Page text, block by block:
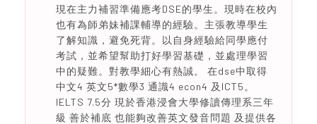
現在主力補習準備應考DSE的學生。現時在校內
也有為師弟妹補課輔導的經驗。主張教導學生
了解知識，避免死背。以自身經驗給同學應付
考試，並希望幫助打好學習基礎，並處理學習
中的疑難。對教學細心有熱誠。 在dse中取得
中文4 英文5*數學3 通識4 econ4 及ICT5。
IELTS 7.5分 現於香港浸會大學修讀傳理系三年
級 善於補底 也能夠改善英文發音問題 及提供各